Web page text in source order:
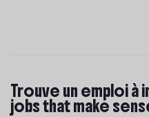
Trouve un emploi
jobs that make